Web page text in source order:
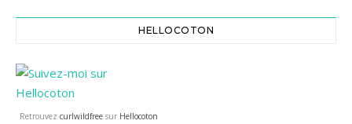
HELLOCOTON
Retrouvez curlwildfree sur Hellocoton